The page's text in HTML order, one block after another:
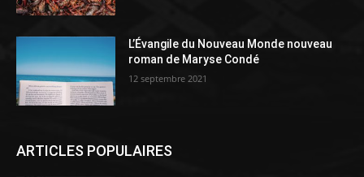
L’Évangile du Nouveau Monde nouveau
roman de Maryse Condé
12 septembre 2021
ARTICLES POPULAIRES